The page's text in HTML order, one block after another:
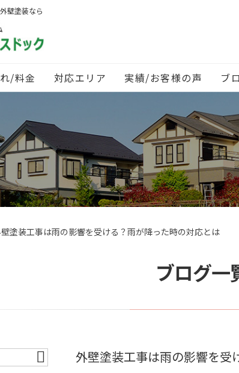
壁塗装なら
/料金 対応エリア 実績/お客様の声 ブ
塗装工事は雨の影響を受ける？雨が降った時の対応とは
ブログ一
外壁塗装工事は雨の影響を受